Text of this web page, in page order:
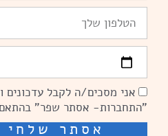
הסכמהאני מסכים/ה לקבל עדכונים
"התחברות- אסתר שפר"
אסתר שלחי